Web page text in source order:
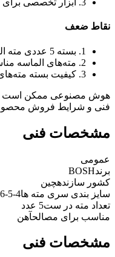
3. ابزار تخصصی برای سوراخکاری دقیق و سریع.
نقاط ضعف
1. بسته 5 عددی مته الماسه بوش عمر کوتاهی دارد.
2. مته‌های الماسه مناسب حفاری سطوح نرم‌تر نیستند.
3. کیفیت بسته مته‌های بوش در شرایط سخت کاهش می‌یابد.
هوش مصنوعی ممکن است
فنی و شرایط فروش
مشخصات فنی
عمومی
برندBOSH
کشور سازندهچین
سایز بندی سری مته ها4-5-6-7-8 میلی متر
تعداد مته در ست5 عدد
مناسب برای مصالحآهن
مشخصات فنی